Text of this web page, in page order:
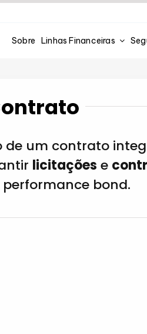
Sobre Linhas Financeiras
um contrato
licitações e
bond.